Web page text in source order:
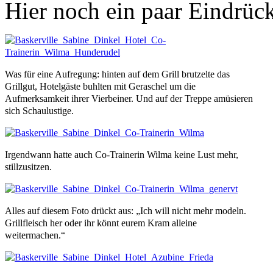
Hier noch ein paar
Was für eine Aufregung: hinten auf dem Grill brutzelte das
Grillgut, Hotelgäste buhlten mit Geraschel um die
Aufmerksamkeit ihrer Vierbeiner. Und auf der Treppe amüsieren
sich Schaulustige.
Irgendwann hatte auch Co-Trainerin Wilma keine Lust mehr,
stillzusitzen.
Alles auf diesem Foto drückt aus: „Ich will nicht mehr modeln.
Grillfleisch her oder ihr könnt eurem Kram alleine
weitermachen.“